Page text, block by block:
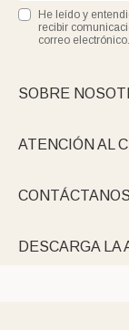
He leído y
recibir
correo electrónico.
SOBRE
ATENCIÓN AL
CONTÁCTANOS
DESCARGA LA